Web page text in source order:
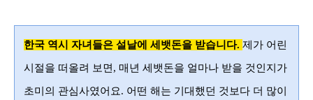
한국 역시 자녀들은 설날에 세뱃돈을 받습니다. 제가 어린
시절을 떠올려 보면, 매년 세뱃돈을 얼마나 받을 것인지가
초미의 관심사였어요. 어떤 해는 기대했던 것보다 더 많이